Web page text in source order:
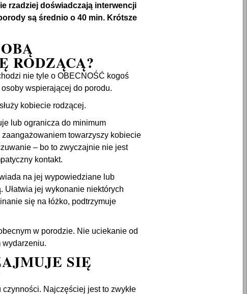
rzadziej doświadczają interwencji
są średnio o 40 min. Krótsze
RODZĄCĄ?
nie tyle o OBECNOŚĆ kogoś
wspierającej do porodu.
kobiecie rodzącej.
lub ogranicza do minimum
towarzyszy kobiecie
– bo to zwyczajnie nie jest
kontakt.
na jej wypowiedziane lub
Ułatwia jej wykonanie niektórych
się na łóżko, podtrzymuje
w porodzie. Nie uciekanie od
wydarzeniu.
SIĘ
Najczęściej jest to zwykłe